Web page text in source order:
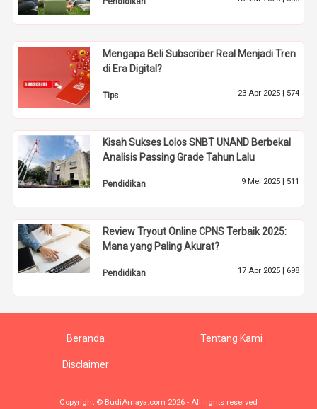
Mengapa Beli Subscriber Real Menjadi Tren
di Era Digital?
Tips 23 Apr 2025 | 574
Kisah Sukses Lolos SNBT UNAND Berbekal
Analisis Passing Grade Tahun Lalu
Pendidikan 9 Mei 2025 | 511
Review Tryout Online CPNS Terbaik 2025:
Mana yang Paling Akurat?
Pendidikan 17 Apr 2025 | 698
Beranda Tentang Kami
Disclaimer
Copyright © BudiArnaya.com 2026 - All rights reserved